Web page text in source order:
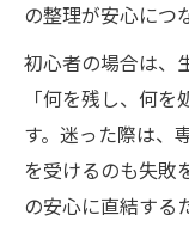
の整理が安心につ
初心者の場合は、
「何を残し、何
す。迷った際は、
を受けるのも失敗
の安心に直結する